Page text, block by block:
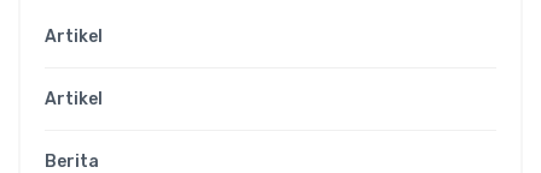
Artikel
Artikel
Berita